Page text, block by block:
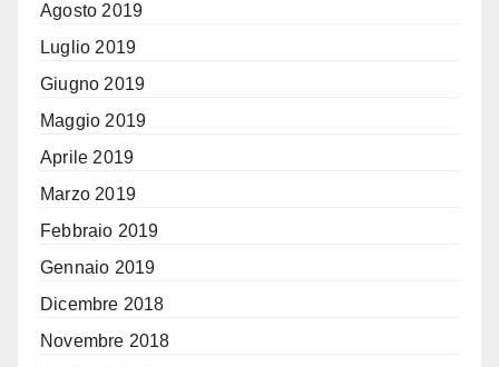
Agosto 2019
Luglio 2019
Giugno 2019
Maggio 2019
Aprile 2019
Marzo 2019
Febbraio 2019
Gennaio 2019
Dicembre 2018
Novembre 2018